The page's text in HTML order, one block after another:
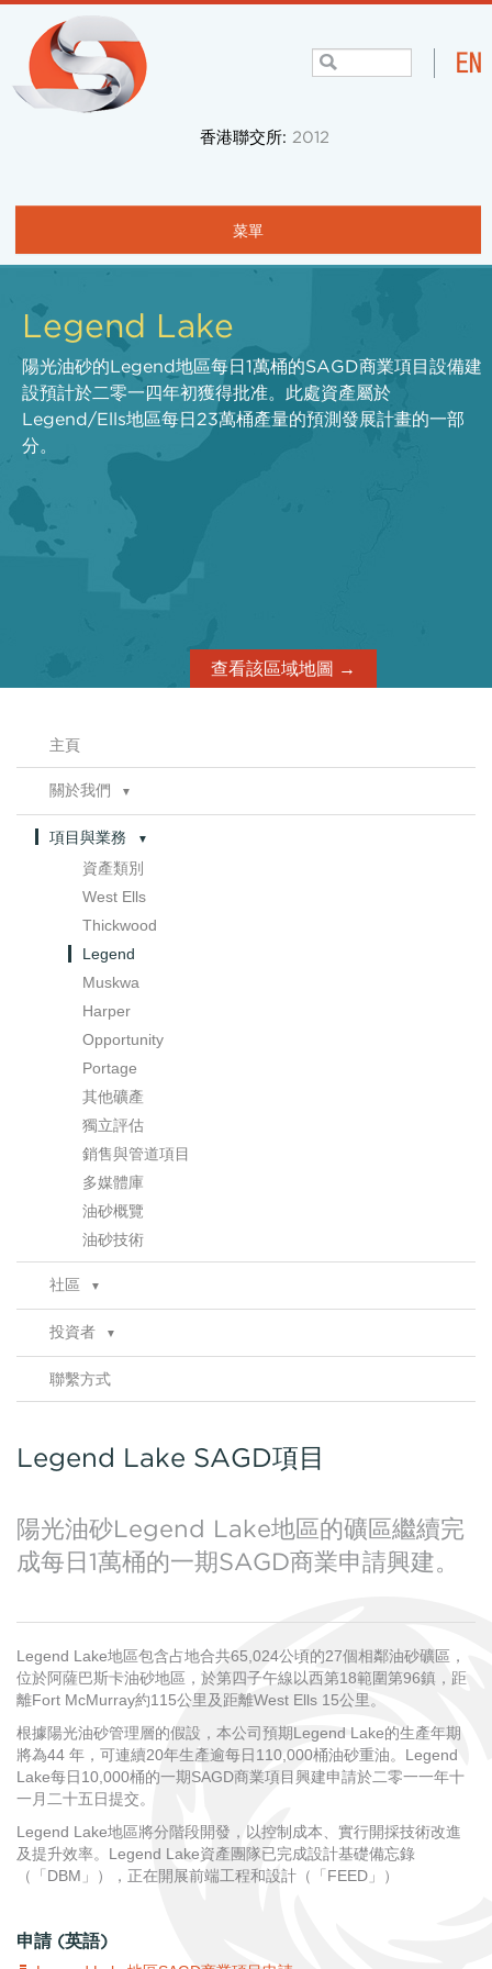
香港聯交所: 2012
菜單
主頁
關於我們
項目與業務
社區
Legend Lake
陽光油砂的Legend地區每日1萬桶的SAGD商業項目設備建
設預計於二零一四年初獲得批准。此處資產屬於
Legend/Ells地區每日23萬桶產量的預測發展計畫的一部
分。
查看該區域地圖 →
主頁
關於我們 ▼
董事會
管理層
管治 ▼
項目與業務 ▼
資產類別
West Ells
Thickwood
Legend
Muskwa
Harper
Opportunity
Portage
其他礦產
獨立評估
銷售與管道項目
多媒體庫
油砂概覽
油砂技術
社區 ▼
諮詢
健康、安全及環境
合規性
投資者 ▼
公告
分析師報告
SEDAR
聯繫方式
Legend Lake SAGD項目
陽光油砂Legend Lake地區的礦區繼續完
成每日1萬桶的一期SAGD商業申請興建。
Legend Lake地區包含占地合共65,024公頃的27個相鄰油砂礦區，
位於阿薩巴斯卡油砂地區，於第四子午線以西第18範圍第96鎮，距
離Fort McMurray約115公里及距離West Ells 15公里。
根據陽光油砂管理層的假設，本公司預期Legend Lake的生產年期
將為44 年，可連續20年生產逾每日110,000桶油砂重油。Legend
Lake每日10,000桶的一期SAGD商業項目興建申請於二零一一年十
一月二十五日提交。
Legend Lake地區將分階段開發，以控制成本、實行開採技術改進
及提升效率。Legend Lake資產團隊已完成設計基礎備忘錄
（「DBM」），正在開展前端工程和設計（「FEED」）
申請 (英語)